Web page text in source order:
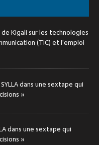
Kigali sur les technologies
(TIC) et l’emploi
dans une sextape qui
»
dans une sextape qui
»